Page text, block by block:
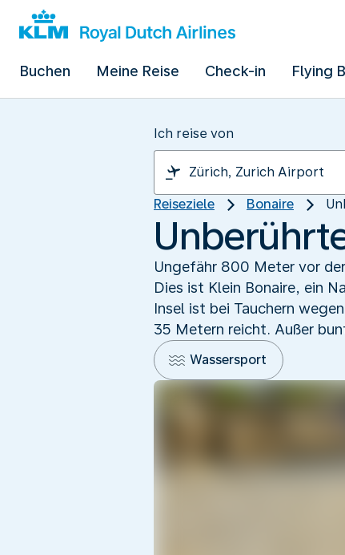
Buchen Meine Reise Check-in Flying
Ich reise von
Reiseziele Bonaire
Ungefähr 800 Meter vor
Dies ist Klein Bonaire, ein
Insel ist bei Tauchern
35 Metern reicht. Außer
Wassersport